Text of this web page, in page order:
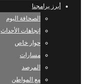
أبرز برامجنا
الصحافة اليوم
إتجاهات الأحداث
حوار خاص
مسارات
المرصد
مع المواطن